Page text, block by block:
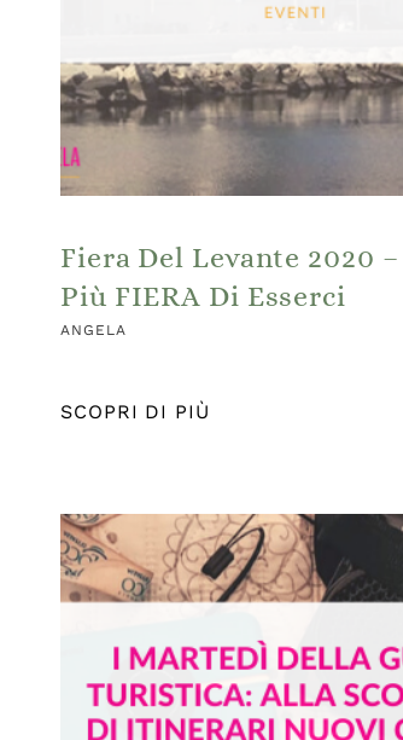
Fiera Del Levante 2020
Più FIERA Di Esserci
ANGELA
SCOPRI DI PIÙ